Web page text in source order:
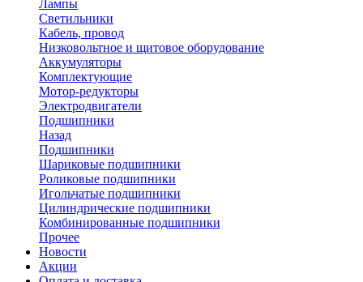
Лампы
Светильники
Кабель, провод
Низковольтное и щитовое оборудование
Аккумуляторы
Комплектующие
Мотор-редукторы
Электродвигатели
Подшипники
Назад
Подшипники
Шариковые подшипники
Роликовые подшипники
Игольчатые подшипники
Цилиндрические подшипники
Комбинированные подшипники
Прочее
Новости
Акции